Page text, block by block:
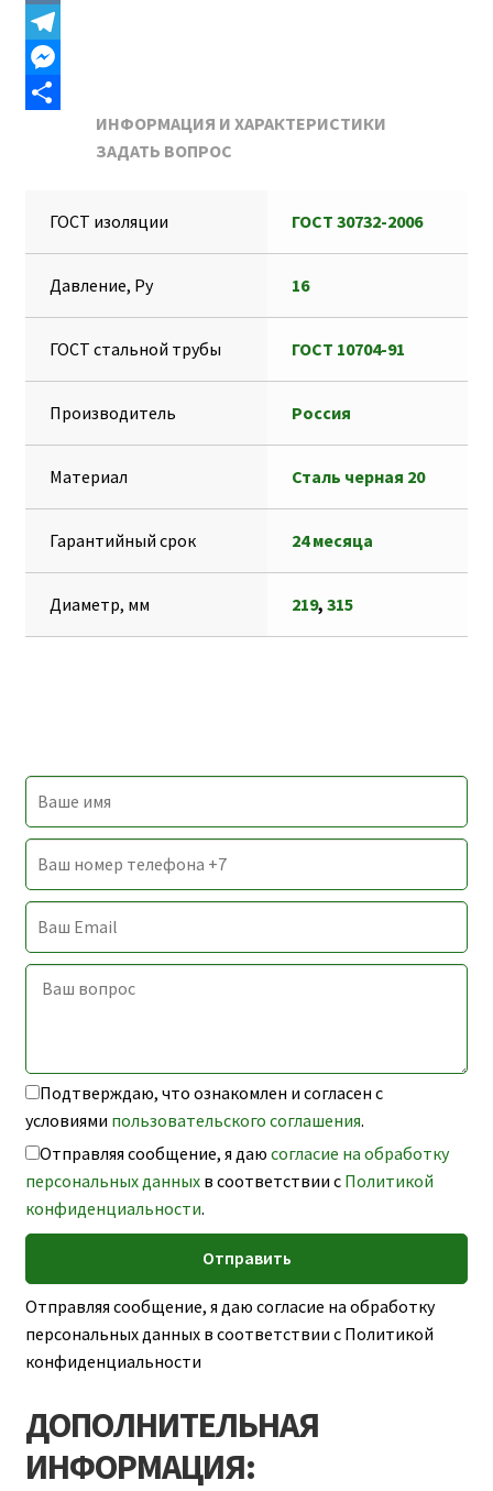
e
b
o
ah
a
t
V
K
T
eM
ИНФОРМАЦИЯ И ХАРАКТЕРИСТИКИ
ЗАДАТЬ ВОПРОС
ГОСТ изоляции ГОСТ 30732-2006
Давление, Ру 16
ГОСТ стальной трубы ГОСТ 10704-91
Производитель Россия
Материал Сталь черная 20
Гарантийный срок 24 месяца
Диаметр, мм 219,315
Подтверждаю, что ознакомлен и согласен с
условиями пользовательского соглашения.
Отправляя сообщение, я даю согласие на обработку
персональных данныхв соответствии с Политикой
конфиденциальности.
Отправляя сообщение, я даю согласие на обработку
персональных данных в соответствии с Политикой
конфиденциальности
ДОПОЛНИТЕЛЬНАЯ
ИНФОРМАЦИЯ: